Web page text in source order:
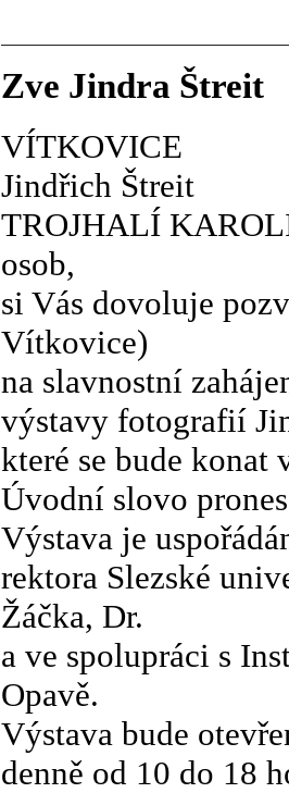
Zve Jindra Štreit
VÍTKOVICE
Jindřich Štreit
TROJHALÍ
osob,
si Vás dovoluje
Vítkovice)
na slavnostní
výstavy fotografií
které se bude konat
Úvodní slovo
Výstava je
rektora Slezské
Žáčka, Dr.
a ve spolupráci s
Opavě.
Výstava bude
denně od 10 do 18